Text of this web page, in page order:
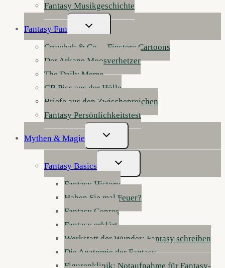
Fantasy Musikgeschichte
Fantasy Fun
Untermenü
Umschalten
Crowbah & Co. – Finstere Cartoons
Der Arkane Moosverhetzer
The Daily Meme
GB Pics aus der Hölle
Briefe aus den Zwischenreichen
Fantasy Persönlichkeitstest
Mythen & Magie
Untermenü
Umschalten
Fantasy Basics
Untermenü
Umschalten
Fantasy History
Haben Sie mal Feuer?
Fantasy Genres
Fantasy erklärt
Werkstatt der Wunder: Fantasy schreiben
Die Anatomie der Fantasy
Figurenklinik: Notaufnahme für Fantasy-